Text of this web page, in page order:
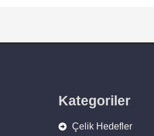
Kategoriler
Çelik Hedefler